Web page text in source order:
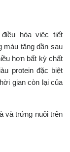
hòa việc tiết
máu tăng dần sau
hơn bất kỳ chất
protein đặc biệt
gian còn lại của
và trứng nuôi trên